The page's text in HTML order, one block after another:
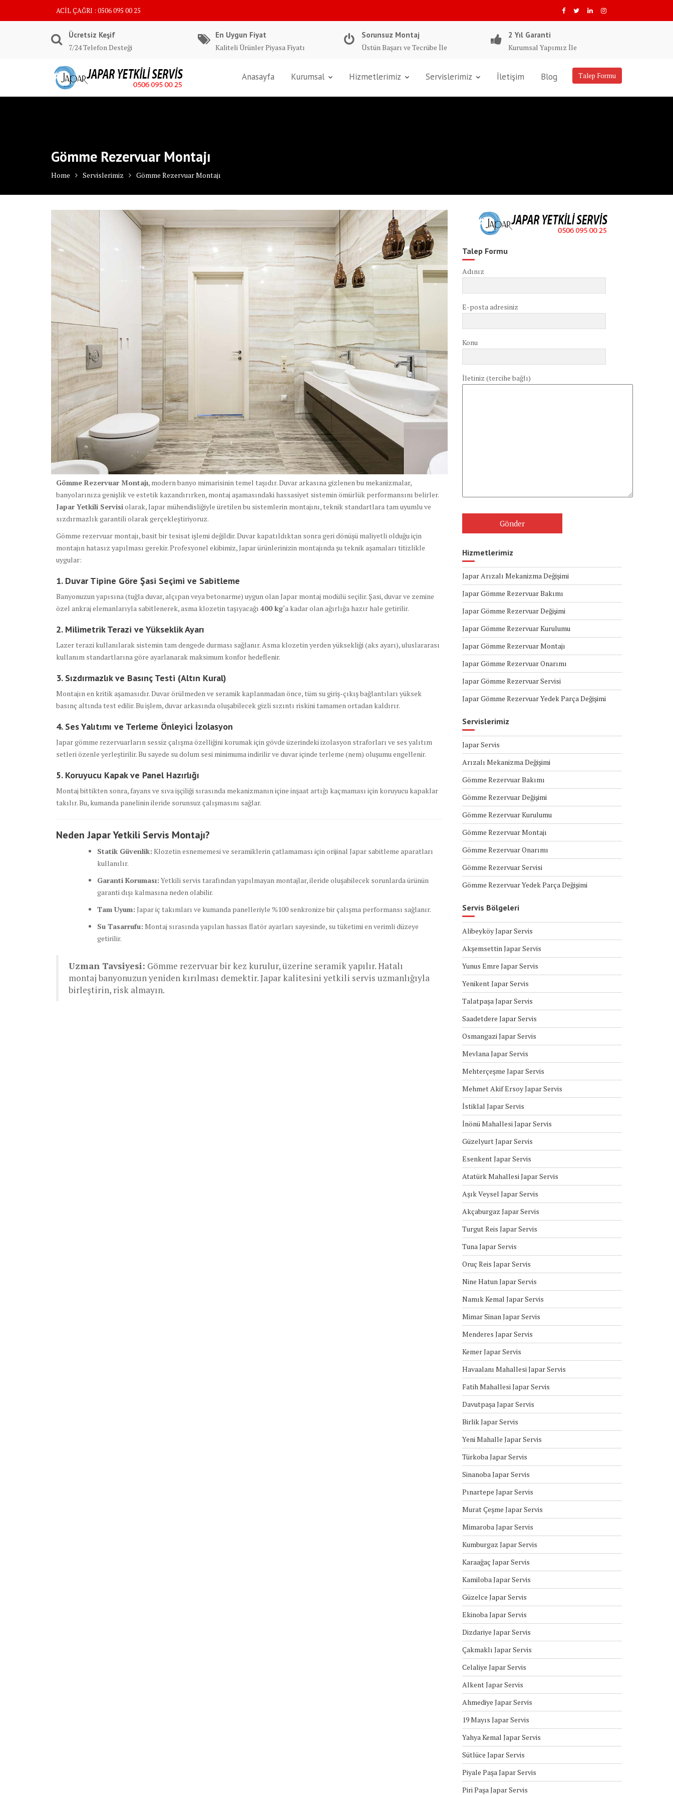
ACİL ÇAĞRI : 0506 095 00 25
Ücretsiz Keşif
7/24 Telefon Desteği
En Uygun Fiyat
Kaliteli Ürünler Piyasa Fiyatı
Sorunsuz Montaj
Üstün Başarı ve Tecrübe İle
2 Yıl Garanti
Kurumsal Yapımız İle
Talep Formu
Anasayfa Kurumsal Hizmetlerimiz Servislerimiz İletişim Blog
Gömme Rezervuar Montajı
Home Servislerimiz Gömme Rezervuar Montajı
Gömme Rezervuar Montajı, modern banyo mimarisinin temel taşıdır. Duvar arkasına gizlenen bu mekanizmalar,
banyolarınıza genişlik ve estetik kazandırırken, montaj aşamasındaki hassasiyet sistemin ömürlük performansını belirler.
Japar Yetkili Servisiolarak, Japar mühendisliğiyle üretilen bu sistemlerin montajını, teknik standartlara tam uyumlu ve
sızdırmazlık garantili olarak gerçekleştiriyoruz.
Gömme rezervuar montajı, basit bir tesisat işlemi değildir. Duvar kapatıldıktan sonra geri dönüşü maliyetli olduğu için
montajın hatasız yapılması gerekir. Profesyonel ekibimiz, Japar ürünlerinizin montajında şu teknik aşamaları titizlikle
uygular:
1. Duvar Tipine Göre Şasi Seçimi ve Sabitleme
Banyonuzun yapısına (tuğla duvar, alçıpan veya betonarme) uygun olan Japar montaj modülü seçilir. Şasi, duvar ve zemine
özel ankraj elemanlarıyla sabitlenerek, asma klozetin taşıyacağı 400 kg‘a kadar olan ağırlığa hazır hale getirilir.
2. Milimetrik Terazi ve Yükseklik Ayarı
Lazer terazi kullanılarak sistemin tam dengede durması sağlanır. Asma klozetin yerden yüksekliği (aks ayarı), uluslararası
kullanım standartlarına göre ayarlanarak maksimum konfor hedeflenir.
3. Sızdırmazlık ve Basınç Testi (Altın Kural)
Montajın en kritik aşamasıdır. Duvar örülmeden ve seramik kaplanmadan önce, tüm su giriş-çıkış bağlantıları yüksek
basınç altında test edilir. Bu işlem, duvar arkasında oluşabilecek gizli sızıntı riskini tamamen ortadan kaldırır.
4. Ses Yalıtımı ve Terleme Önleyici İzolasyon
Japar gömme rezervuarların sessiz çalışma özelliğini korumak için gövde üzerindeki izolasyon straforları ve ses yalıtım
setleri özenle yerleştirilir. Bu sayede su dolum sesi minimuma indirilir ve duvar içinde terleme (nem) oluşumu engellenir.
5. Koruyucu Kapak ve Panel Hazırlığı
Montaj bittikten sonra, fayans ve sıva işçiliği sırasında mekanizmanın içine inşaat artığı kaçmaması için koruyucu kapaklar
takılır. Bu, kumanda panelinin ileride sorunsuz çalışmasını sağlar.
Neden Japar Yetkili Servis Montajı?
Statik Güvenlik: Klozetin esnememesi ve seramiklerin çatlamaması için orijinal Japar sabitleme aparatları
kullanılır.
Garanti Koruması: Yetkili servis tarafından yapılmayan montajlar, ileride oluşabilecek sorunlarda ürünün
garanti dışı kalmasına neden olabilir.
Tam Uyum: Japar iç takımları ve kumanda panelleriyle %100 senkronize bir çalışma performansı sağlanır.
Su Tasarrufu: Montaj sırasında yapılan hassas flatör ayarları sayesinde, su tüketimi en verimli düzeye
getirilir.
Uzman Tavsiyesi: Gömme rezervuar bir kez kurulur, üzerine seramik yapılır. Hatalı
montaj banyonuzun yeniden kırılması demektir. Japar kalitesini yetkili servis uzmanlığıyla
birleştirin, risk almayın.
Talep Formu
Adınız
E-posta adresiniz
Konu
İletiniz (tercihe bağlı)
Hizmetlerimiz
Japar Arızalı Mekanizma Değişimi
Japar Gömme Rezervuar Bakımı
Japar Gömme Rezervuar Değişimi
Japar Gömme Rezervuar Kurulumu
Japar Gömme Rezervuar Montajı
Japar Gömme Rezervuar Onarımı
Japar Gömme Rezervuar Servisi
Japar Gömme Rezervuar Yedek Parça Değişimi
Servislerimiz
Japar Servis
Arızalı Mekanizma Değişimi
Gömme Rezervuar Bakımı
Gömme Rezervuar Değişimi
Gömme Rezervuar Kurulumu
Gömme Rezervuar Montajı
Gömme Rezervuar Onarımı
Gömme Rezervuar Servisi
Gömme Rezervuar Yedek Parça Değişimi
Servis Bölgeleri
Alibeyköy Japar Servis
Akşemsettin Japar Servis
Yunus Emre Japar Servis
Yenikent Japar Servis
Talatpaşa Japar Servis
Saadetdere Japar Servis
Osmangazi Japar Servis
Mevlana Japar Servis
Mehterçeşme Japar Servis
Mehmet Akif Ersoy Japar Servis
İstiklal Japar Servis
İnönü Mahallesi Japar Servis
Güzelyurt Japar Servis
Esenkent Japar Servis
Atatürk Mahallesi Japar Servis
Aşık Veysel Japar Servis
Akçaburgaz Japar Servis
Turgut Reis Japar Servis
Tuna Japar Servis
Oruç Reis Japar Servis
Nine Hatun Japar Servis
Namık Kemal Japar Servis
Mimar Sinan Japar Servis
Menderes Japar Servis
Kemer Japar Servis
Havaalanı Mahallesi Japar Servis
Fatih Mahallesi Japar Servis
Davutpaşa Japar Servis
Birlik Japar Servis
Yeni Mahalle Japar Servis
Türkoba Japar Servis
Sinanoba Japar Servis
Pınartepe Japar Servis
Murat Çeşme Japar Servis
Mimaroba Japar Servis
Kumburgaz Japar Servis
Karaağaç Japar Servis
Kamiloba Japar Servis
Güzelce Japar Servis
Ekinoba Japar Servis
Dizdariye Japar Servis
Çakmaklı Japar Servis
Celaliye Japar Servis
Alkent Japar Servis
Ahmediye Japar Servis
19 Mayıs Japar Servis
Yahya Kemal Japar Servis
Sütlüce Japar Servis
Piyale Paşa Japar Servis
Piri Paşa Japar Servis